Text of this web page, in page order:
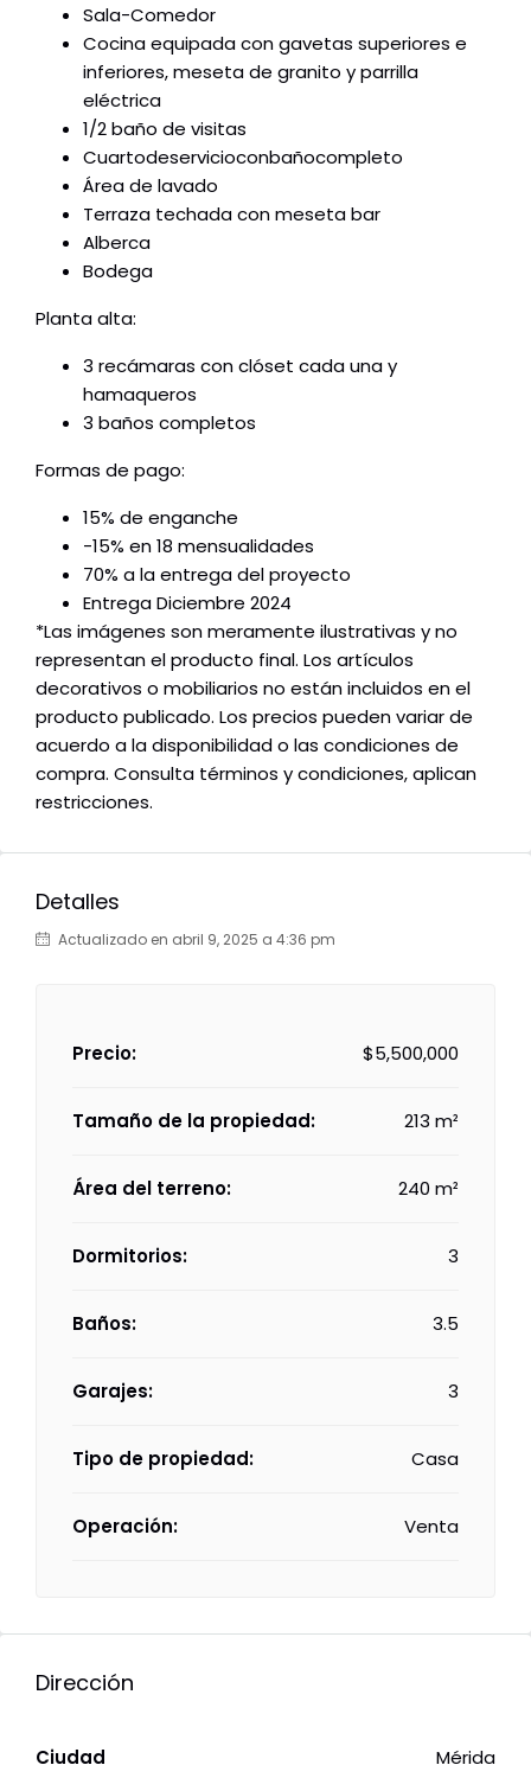
Sala-Comedor
Cocina equipada con gavetas superiores e
inferiores, meseta de granito y parrilla
eléctrica
1/2 baño de visitas
Cuartodeservicioconbañocompleto
Área de lavado
Terraza techada con meseta bar
Alberca
Bodega
Planta alta:
3 recámaras con clóset cada una y
hamaqueros
3 baños completos
Formas de pago:
15% de enganche
-15% en 18 mensualidades
70% a la entrega del proyecto
Entrega Diciembre 2024
*Las imágenes son meramente ilustrativas y no
representan el producto final. Los artículos
decorativos o mobiliarios no están incluidos en el
producto publicado. Los precios pueden variar de
acuerdo a la disponibilidad o las condiciones de
compra. Consulta términos y condiciones, aplican
restricciones.
Detalles
Actualizado en abril 9, 2025 a 4:36 pm
Precio: $5,500,000
Tamaño de la propiedad: 213 m²
Área del terreno: 240 m²
Dormitorios: 3
Baños: 3.5
Garajes: 3
Tipo de propiedad: Casa
Operación: Venta
Dirección
Ciudad Mérida